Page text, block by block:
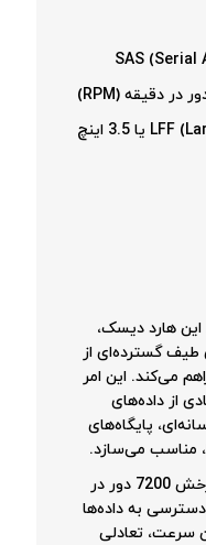
این هارد دیسک،
طیف گسترده‌ای از
می‌کند. این امر
از داده‌های
پایگاه‌های
مناسب می‌سازد.
سرعت چرخش 7200 دور در
دسترسی به داده‌ها
سرعت، تعادلی